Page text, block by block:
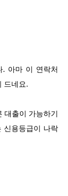
. 아마 이 연락처
드네요.
대출이 가능하기
신용등급이 나락